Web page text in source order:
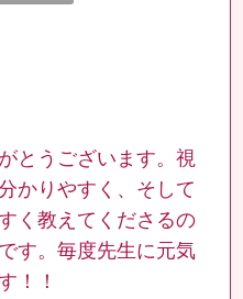
とうございます。視
かりやすく、そして
く教えてくださるの
す。毎度先生に元気
！！